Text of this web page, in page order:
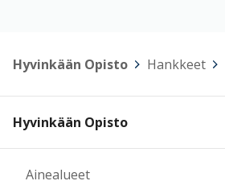
Hyvinkään Opisto Hankkeet
Hyvinkään Opisto
Ainealueet